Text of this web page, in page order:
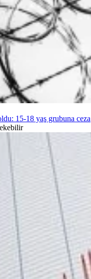
15-18 yaş grubuna ceza